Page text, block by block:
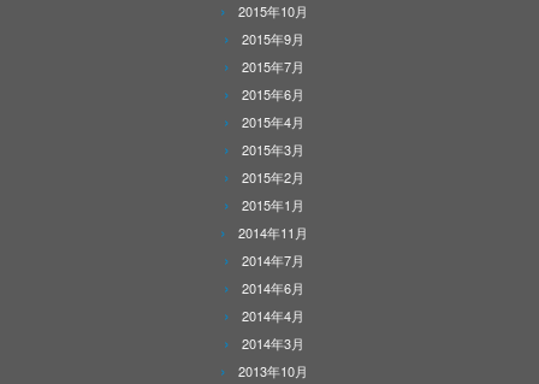
2015年10月
2015年9月
2015年7月
2015年6月
2015年4月
2015年3月
2015年2月
2015年1月
2014年11月
2014年7月
2014年6月
2014年4月
2014年3月
2013年10月